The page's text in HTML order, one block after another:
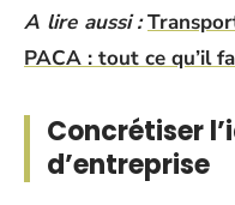
A lire aussi :
PACA : tout ce qu’il
Concrétiser
d’entreprise